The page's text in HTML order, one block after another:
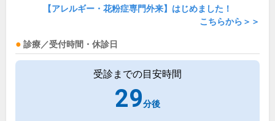
【アレルギー・花粉症専門外来】はじめました！
こちらから＞＞
診療／受付時間・休診日
受診までの目安時間
29分後